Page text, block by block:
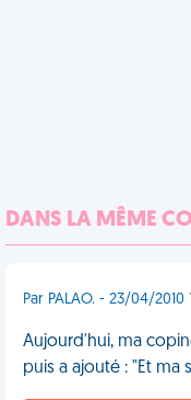
DANS LA MÊME
Par PALAO. - 23/04/2010
Aujourd'hui, ma
puis a ajouté : "Et ma